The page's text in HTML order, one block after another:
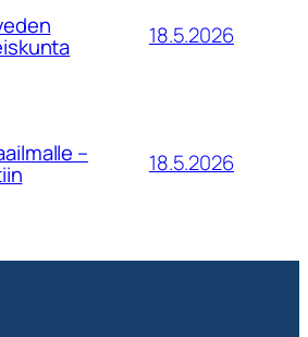
18.5.2026
– 18.5.2026